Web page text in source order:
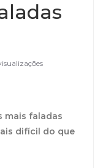
mais faladas
difícil do que